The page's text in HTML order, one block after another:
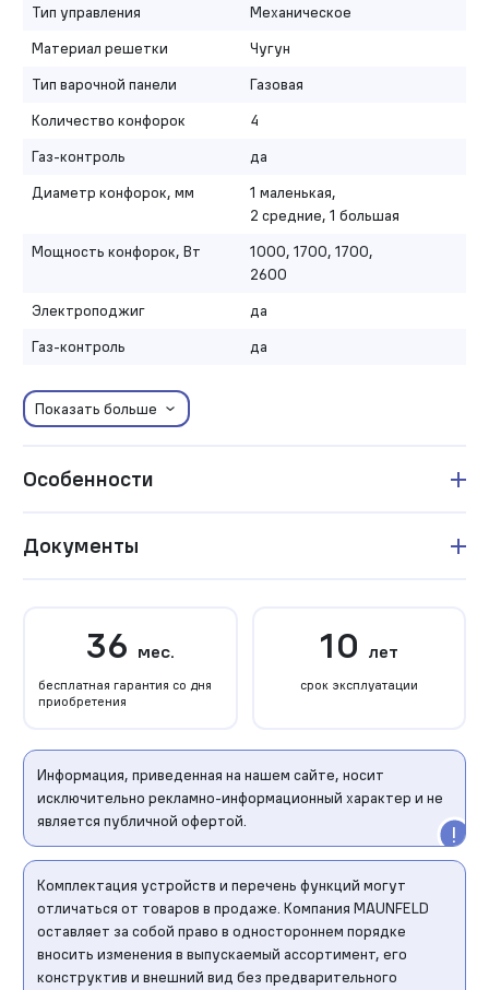
Тип управления
Механическое
Материал решетки
Чугун
Тип варочной панели
Газовая
Количество конфорок
4
Газ-контроль
да
Диаметр конфорок, мм
1 маленькая,
2 средние, 1 большая
Мощность конфорок, Вт
1000, 1700, 1700,
2600
Электроподжиг
да
Газ-контроль
да
Показать больше
Особенности
Документы
36 мес.
бесплатная гарантия со дня
приобретения
10 лет
срок эксплуатации
Информация, приведенная на нашем сайте, носит
исключительно рекламно-информационный характер и не
является публичной офертой.
Комплектация устройств и перечень функций могут
отличаться от товаров в продаже. Компания MAUNFELD
оставляет за собой право в одностороннем порядке
вносить изменения в выпускаемый ассортимент, его
конструктив и внешний вид без предварительного